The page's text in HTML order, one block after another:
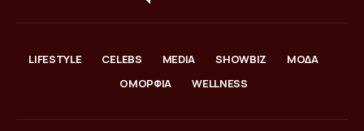
LIFESTYLE CELEBS MEDIA SHOWBIZ
ΜΟΔΑ
ΟΜΟΡΦΙΑ
WELLNESS